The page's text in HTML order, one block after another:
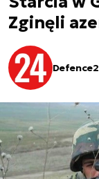
Zginęli